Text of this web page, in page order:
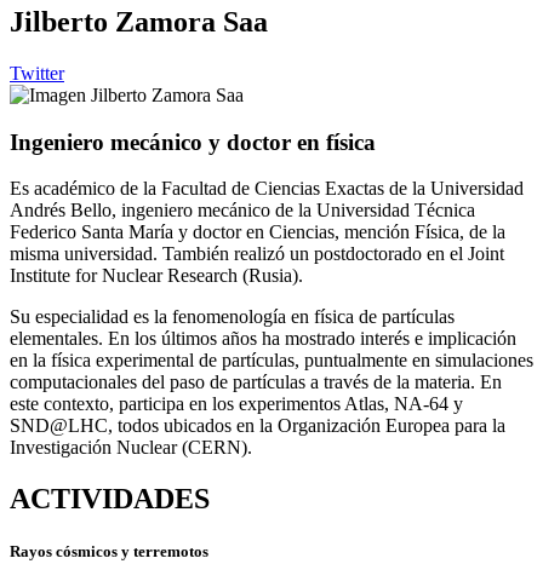
Jilberto Zamora Saa
Twitter
Ingeniero mecánico y doctor en física
Es académico de la Facultad de Ciencias Exactas de la Universidad
Andrés Bello, ingeniero mecánico de la Universidad Técnica
Federico Santa María y doctor en Ciencias, mención Física, de la
misma universidad. También realizó un postdoctorado en el Joint
Institute for Nuclear Research (Rusia).
Su especialidad es la fenomenología en física de partículas
elementales. En los últimos años ha mostrado interés e implicación
en la física experimental de partículas, puntualmente en simulaciones
computacionales del paso de partículas a través de la materia. En
este contexto, participa en los experimentos Atlas, NA-64 y
SND@LHC, todos ubicados en la Organización Europea para la
Investigación Nuclear (CERN).
ACTIVIDADES
Rayos cósmicos y terremotos